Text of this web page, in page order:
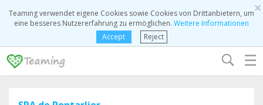
×
Teaming verwendet eigene Cookies sowie Cookies von Drittanbietern, um
eine besseres Nutzererfahrung zu ermöglichen. Weitere Informationen
Accept
Reject
☰